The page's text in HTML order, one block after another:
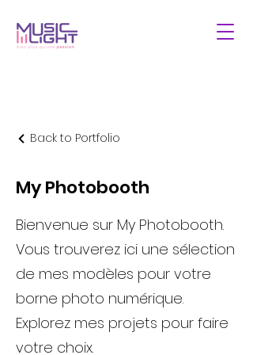
Back to Portfolio
My Photobooth
Bienvenue sur My Photobooth.
Vous trouverez ici une sélection
de mes modèles pour votre
borne photo numérique.
Explorez mes projets pour faire
votre choix.